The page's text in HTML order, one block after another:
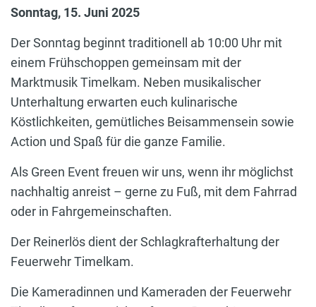
Sonntag, 15. Juni 2025
Der Sonntag beginnt traditionell ab 10:00 Uhr mit
einem Frühschoppen gemeinsam mit der
Marktmusik Timelkam. Neben musikalischer
Unterhaltung erwarten euch kulinarische
Köstlichkeiten, gemütliches Beisammensein sowie
Action und Spaß für die ganze Familie.
Als Green Event freuen wir uns, wenn ihr möglichst
nachhaltig anreist – gerne zu Fuß, mit dem Fahrrad
oder in Fahrgemeinschaften.
Der Reinerlös dient der Schlagkrafterhaltung der
Feuerwehr Timelkam.
Die Kameradinnen und Kameraden der Feuerwehr